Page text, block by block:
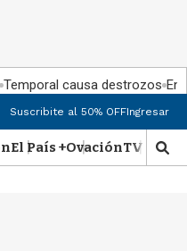
Temporal causa destrozos En
Suscribite al 50% OFFIngresar
El País +OvaciónTV Show
M
o